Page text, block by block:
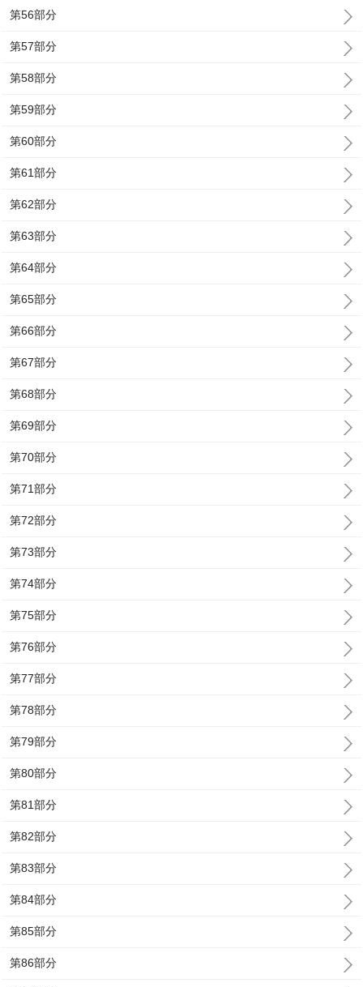
第56部分
第57部分
第58部分
第59部分
第60部分
第61部分
第62部分
第63部分
第64部分
第65部分
第66部分
第67部分
第68部分
第69部分
第70部分
第71部分
第72部分
第73部分
第74部分
第75部分
第76部分
第77部分
第78部分
第79部分
第80部分
第81部分
第82部分
第83部分
第84部分
第85部分
第86部分